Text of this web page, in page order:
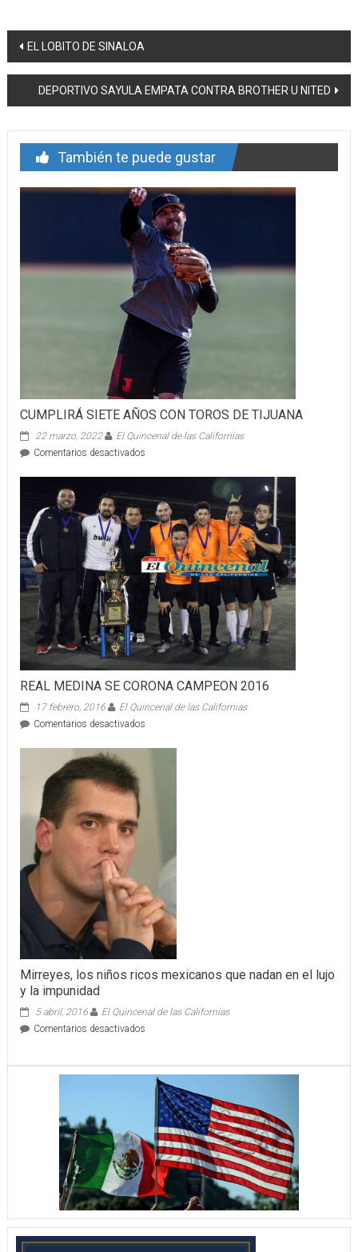
Navegación
de
entrada
EL LOBITO DE SINALOA
DEPORTIVO SAYULA EMPATA CONTRA BROTHER U NITED
También te puede gustar
CUMPLIRÁ SIETE AÑOS CON TOROS DE TIJUANA
22 marzo, 2022
El Quincenal de las Californias
Comentarios desactivadosen
SIETE
AÑOS
CON
TOROS
DE
TIJUANA
REAL MEDINA SE CORONA CAMPEON 2016
17 febrero, 2016
El Quincenal de las Californias
Comentarios desactivadosen
MEDINA
Mirreyes, los niños ricos mexicanos que nadan en el lujo
y la impunidad
5 abril, 2016
El Quincenal de las Californias
Comentarios desactivadosen
ricos
mexicanos
nadan
en
el
lujo
la